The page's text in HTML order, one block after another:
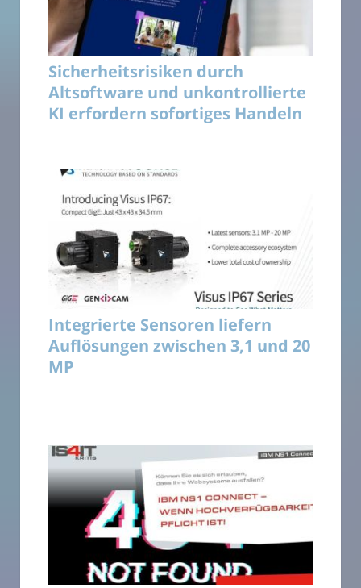
Sicherheitsrisiken durch
Altsoftware und unkontrollierte
KI erfordern sofortiges Handeln
Integrierte Sensoren liefern
Auflösungen zwischen 3,1 und 20
MP